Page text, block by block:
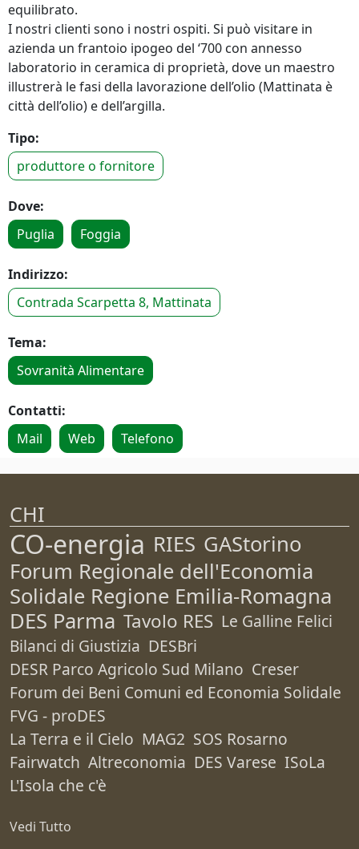
equilibrato.
I nostri clienti sono i nostri ospiti. Si può visitare in
azienda un frantoio ipogeo del ‘700 con annesso
laboratorio in ceramica di proprietà, dove un maestro
illustrerà le fasi della lavorazione dell’olio (Mattinata è
città dell’olio) e dell’argilla.
Tipo:
produttore o fornitore
Dove:
Puglia
Foggia
Indirizzo:
Contrada Scarpetta 8, Mattinata
Tema:
Sovranità Alimentare
Contatti:
Mail
Web Telefono
CHI
CO-energia RIES GAStorino
Forum Regionale dell'Economia
Solidale Regione Emilia-Romagna
DES Parma Tavolo RES Le Galline Felici
Bilanci di Giustizia DESBri
DESR Parco Agricolo Sud Milano Creser
Forum dei Beni Comuni ed Economia Solidale
FVG - proDES
La Terra e il Cielo MAG2 SOS Rosarno
Fairwatch Altreconomia DES Varese ISoLa
L'Isola che c'è
Vedi Tutto